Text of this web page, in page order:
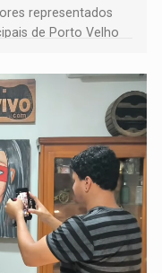
representados
de Porto Velho